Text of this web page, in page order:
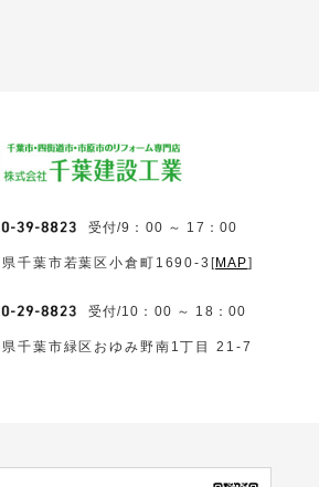
受付/9：00 ～ 17：00
千葉市若葉区小倉町1690‐3 [MAP]
受付/10：00 ～ 18：00
県千葉市緑区おゆみ野南1丁目 21-7